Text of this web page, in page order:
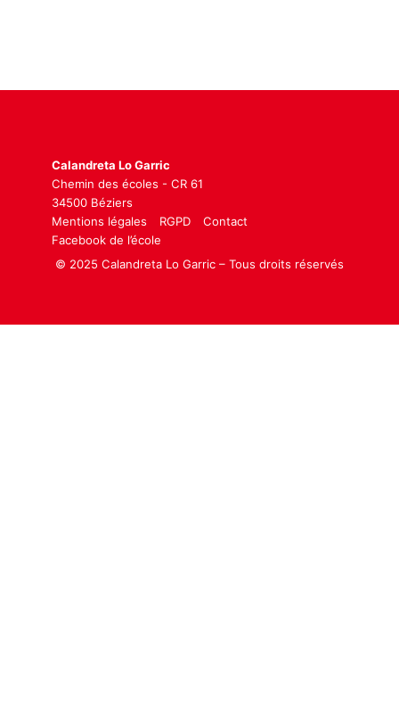
Calandreta Lo Garric
Chemin des écoles - CR 61
34500 Béziers
Mentions légales
RGPD
Contact
Facebook de l’école
© 2025 Calandreta Lo Garric – Tous droits réservés